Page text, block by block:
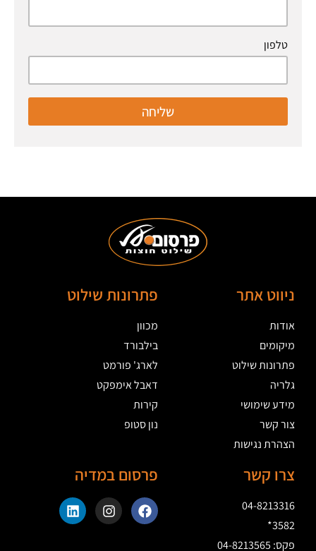
טלפון
שליחה
ניווט אתר
אודות
מיקומים
פתרונות שילוט
גלריה
מידע שימושי
צור קשר
הצהרת נגישות
פתרונות שילוט
מכוון
בילבורד
לארג' פורמט
דאבל אימפקט
קירות
נון סטופ
צרו קשר
04-8213316
3582*
פקס: 04-8213565
פרסום במדיה